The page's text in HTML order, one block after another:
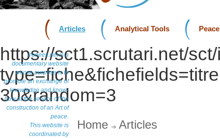
Articles Analytical Tools
Irenees.net is a
documentary website
whose purpose is to
promote an exchange of
knowledge and know-
how at the service of the
construction of an Art of
peace.
This website is
coordinated by
https://sct1.scrutari.net/
30&random=3
Home Articles